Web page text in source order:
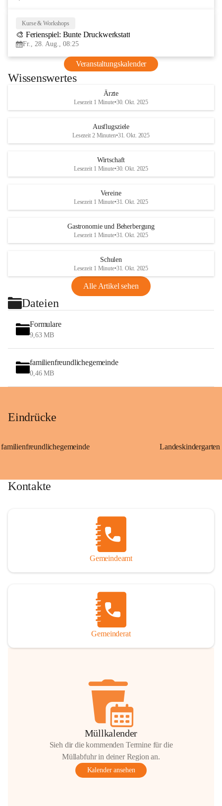
Kurse & Workshops
🎨 Ferienspiel: Bunte Druckwerkstatt
Fr., 28. Aug., 08:25
Veranstaltungskalender
Wissenswertes
Ärzte
Lesezeit 1 Minute•30. Okt. 2025
Ausflugsziele
Lesezeit 2 Minuten•31. Okt. 2025
Wirtschaft
Lesezeit 1 Minute•30. Okt. 2025
Vereine
Lesezeit 1 Minute•31. Okt. 2025
Gastronomie und Beherbergung
Lesezeit 1 Minute•31. Okt. 2025
Schulen
Lesezeit 1 Minute•31. Okt. 2025
Alle Artikel sehen
Dateien
Formulare
9,63 MB
familienfreundlichegemeinde
0,46 MB
Eindrücke
familienfreundlichegemeinde
Kontakte
Gemeindeamt
Gemeinderat
Müllkalender
Sieh dir die kommenden Termine für die
Müllabfuhr in deiner Region an.
Kalender ansehen